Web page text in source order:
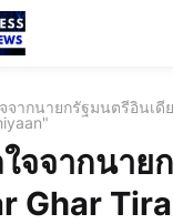
จากนายกรัฐมนตรีอินเดี
จจากนาย
Ghar